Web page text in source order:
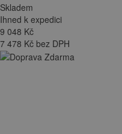
Skladem
Ihned k expedici
9 048 Kč
7 478 Kč bez DPH